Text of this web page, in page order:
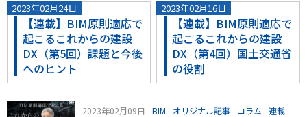
2023年02月24日
【連載】BIM原則適応で
起こるこれからの建設
DX（第5回）課題と今後
へのヒント
2023年02月16日
【連載】BIM原則適応で
起こるこれからの建設
DX（第4回）国土交通省
の役割
2023年02月09日 BIM オリジナル記事 コラム 連載